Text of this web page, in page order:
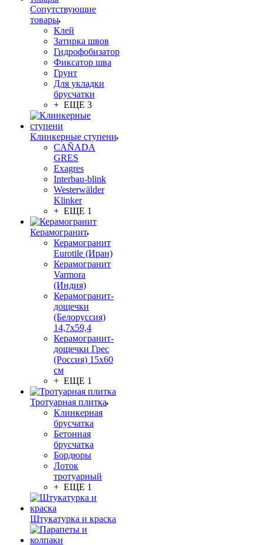
Сопутствующие
товары
Клей
Затирка швов
Гидрофобизатор
Фиксатор шва
Грунт
Для укладки
брусчатки
+ ЕЩЕ 3
Клинкерные ступени
CAÑADA
GRES
Exagres
Interbau-blink
Westerwälder
Klinker
+ ЕЩЕ 1
Керамогранит
Керамогранит
Eurotile (Иран)
Керамогранит
Varmora
(Индия)
Керамогранит-
дощечки
(Белоруссия)
14,7x59,4
Керамогранит-
дощечки Грес
(Россия) 15х60
см
+ ЕЩЕ 1
Тротуарная плитка
Клинкерная
брусчатка
Бетонная
брусчатка
Бордюры
Лоток
тротуарный
+ ЕЩЕ 1
Штукатурка и краска